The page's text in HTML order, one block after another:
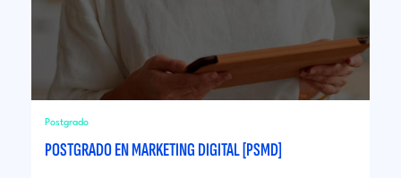
Postgrado
POSTGRADO EN MARKETING DIGITAL [PSMD]